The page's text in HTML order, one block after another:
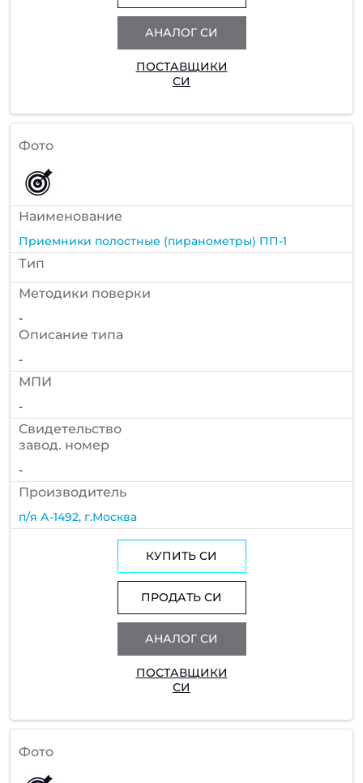
АНАЛОГ СИ
ПОСТАВЩИКИ
СИ
Фото
Наименование
Приемники полостные (пиранометры) ПП-1
Тип
Методики поверки
-
Описание типа
-
МПИ
-
Cвидетельство
завод. номер
-
Производитель
п/я А-1492, г.Москва
КУПИТЬ СИ
ПРОДАТЬ СИ
АНАЛОГ СИ
ПОСТАВЩИКИ
СИ
Фото